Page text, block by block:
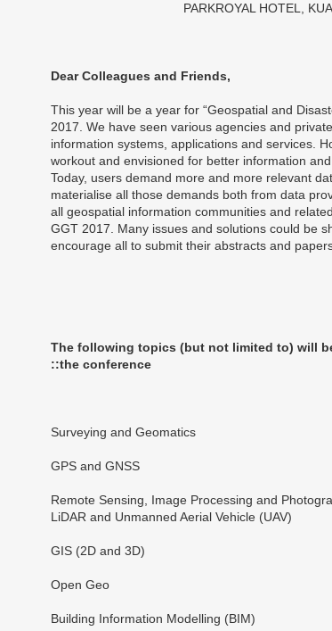
PARKROYAL HOTEL,
,Dear Colleagues and Friends
This year will be a year for “Geospatial and
2017. We have seen various agencies and
information systems, applications and services.
workout and envisioned for better information
Today, users demand more and more relevant
materialise all those demands both from data
all geospatial information communities and
GGT 2017. Many issues and solutions could be
encourage all to submit their abstracts and
The following topics (but not limited to) will
the conference::
Surveying and Geomatics
GPS and GNSS
Remote Sensing, Image Processing and
LiDAR and Unmanned Aerial Vehicle (UAV)
GIS (2D and 3D)
Open Geo
Building Information Modelling (BIM)